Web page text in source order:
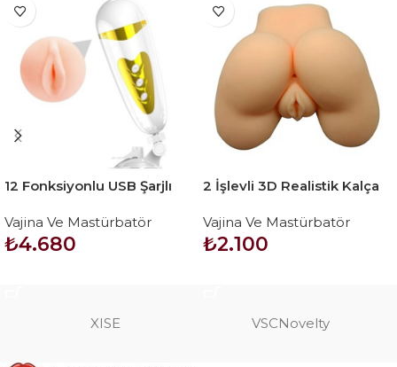
12 Fonksiyonlu USB Şarjlı
Suni Vajina Erkek
Mastürbatör
Vajina Ve Mastürbatör
₺4.680
2 İşlevli 3D Realistik Kalça
Red Plum
Vajina Ve Mastürbatör
₺2.100
XISE VSCNovelty